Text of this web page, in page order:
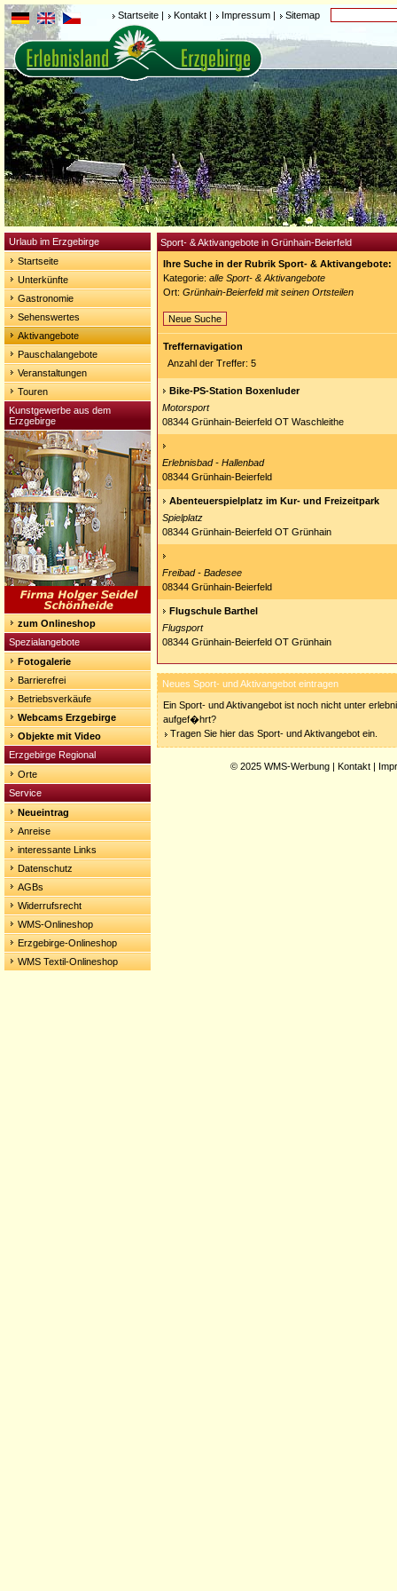
Startseite | Kontakt | Impressum | Sitemap
Urlaub im Erzgebirge
Startseite
Unterkünfte
Gastronomie
Sehenswertes
Aktivangebote
Pauschalangebote
Veranstaltungen
Touren
Kunstgewerbe aus dem
Erzgebirge
zum Onlineshop
Spezialangebote
Fotogalerie
Barrierefrei
Betriebsverkäufe
Webcams Erzgebirge
Objekte mit Video
Erzgebirge Regional
Orte
Service
Neueintrag
Anreise
interessante Links
Datenschutz
AGBs
Widerrufsrecht
WMS-Onlineshop
Erzgebirge-Onlineshop
WMS Textil-Onlineshop
Sport- & Aktivangebote in Grünhain-Beierfeld
Ihre Suche in der Rubrik Sport- & Aktivangebote:
Kategorie: alle Sport- & Aktivangebote
Ort: Grünhain-Beierfeld mit seinen Ortsteilen
Neue Suche
Treffernavigation
Anzahl der Treffer: 5
Bike-PS-Station Boxenluder
Motorsport
08344 Grünhain-Beierfeld OT Waschleithe
Erlebnisbad - Hallenbad
08344 Grünhain-Beierfeld
Abenteuerspielplatz im Kur- und Freizeitpark
Spielplatz
08344 Grünhain-Beierfeld OT Grünhain
Freibad - Badesee
08344 Grünhain-Beierfeld
Flugschule Barthel
Flugsport
08344 Grünhain-Beierfeld OT Grünhain
Neues Sport- und Aktivangebot eintragen
Ein Sport- und Aktivangebot ist noch nicht unter
aufgef�hrt?
Tragen Sie hier das Sport- und Aktivangebot ein.
© 2025 WMS-Werbung | Kontakt |